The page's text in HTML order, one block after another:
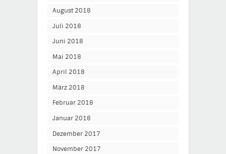
August 2018
Juli 2018
Juni 2018
Mai 2018
April 2018
März 2018
Februar 2018
Januar 2018
Dezember 2017
November 2017